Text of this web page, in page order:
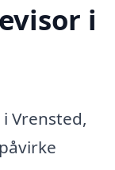
i
Vrensted,